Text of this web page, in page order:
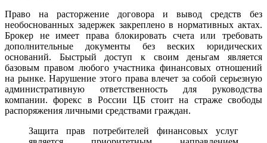
Право на расторжение договора и вывод средств без
необоснованных задержек закреплено в нормативных актах.
Брокер не имеет права блокировать счета или требовать
дополнительные документы без веских юридических
оснований. Быстрый доступ к своим деньгам является
базовым правом любого участника финансовых отношений
на рынке. Нарушение этого права влечет за собой серьезную
административную ответственность для руководства
компании. форекс в России ЦБ стоит на страже свободы
распоряжения личными средствами граждан.
Защита прав потребителей финансовых услуг